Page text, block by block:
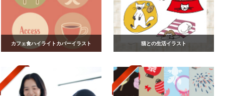
カフェ食ハイライトカバーイラスト 猫との生活イラスト